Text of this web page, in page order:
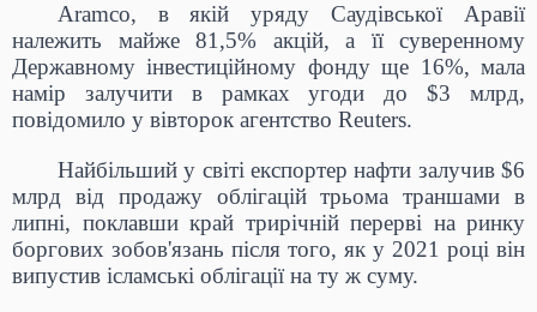
Aramco, в якій уряду Саудівської Аравії
належить майже 81,5% акцій, а її суверенному
Державному інвестиційному фонду ще 16%, мала
намір залучити в рамках угоди до $3 млрд,
повідомило у вівторок агентство Reuters.
Найбільший у світі експортер нафти залучив $6
млрд від продажу облігацій трьома траншами в
липні, поклавши край трирічній перерві на ринку
боргових зобов'язань після того, як у 2021 році він
випустив ісламські облігації на ту ж суму.